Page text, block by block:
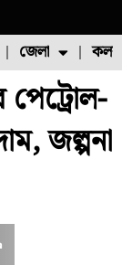
মাছ চাষ পোল্ট্রি চাষ
জেলা
উত্তর ২৪ পরগনা
পেট্রোল-
জল্পনা